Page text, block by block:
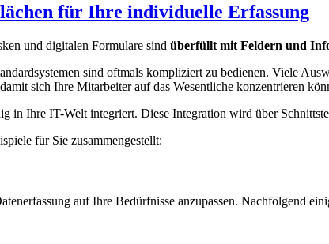
für Ihre individuelle Erfassung
und digitalen Formulare sind überfüllt mit Feldern und
sind oftmals kompliziert zu bedienen. Viele
sich Ihre Mitarbeiter auf das Wesentliche konzentrieren
in Ihre IT-Welt integriert. Diese Integration wird über
für Sie zusammengestellt:
auf Ihre Bedürfnisse anzupassen. Nachfolgend